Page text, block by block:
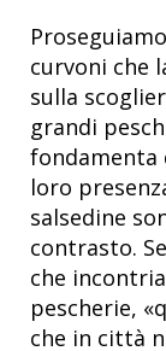
curvoni che
sulla
grandi
fondamenta
loro
salsedine
contrasto.
che
pescherie,
che in città